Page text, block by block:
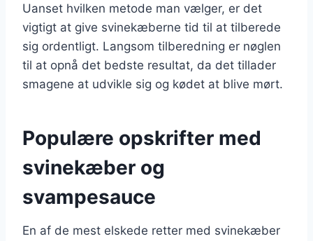
Uanset hvilken metode man vælger, er det
vigtigt at give svinekæberne tid til at tilberede
sig ordentligt. Langsom tilberedning er nøglen
til at opnå det bedste resultat, da det tillader
smagene at udvikle sig og kødet at blive mørt.
Populære opskrifter med
svinekæber og
svampesauce
En af de mest elskede retter med svinekæber